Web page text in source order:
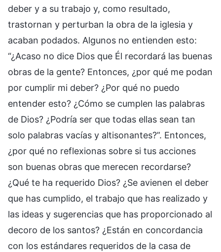
deber y a su trabajo y, como resultado,
trastornan y perturban la obra de la iglesia y
acaban podados. Algunos no entienden esto:
“¿Acaso no dice Dios que Él recordará las buenas
obras de la gente? Entonces, ¿por qué me podan
por cumplir mi deber? ¿Por qué no puedo
entender esto? ¿Cómo se cumplen las palabras
de Dios? ¿Podría ser que todas ellas sean tan
solo palabras vacías y altisonantes?”. Entonces,
¿por qué no reflexionas sobre si tus acciones
son buenas obras que merecen recordarse?
¿Qué te ha requerido Dios? ¿Se avienen el deber
que has cumplido, el trabajo que has realizado y
las ideas y sugerencias que has proporcionado al
decoro de los santos? ¿Están en concordancia
con los estándares requeridos de la casa de